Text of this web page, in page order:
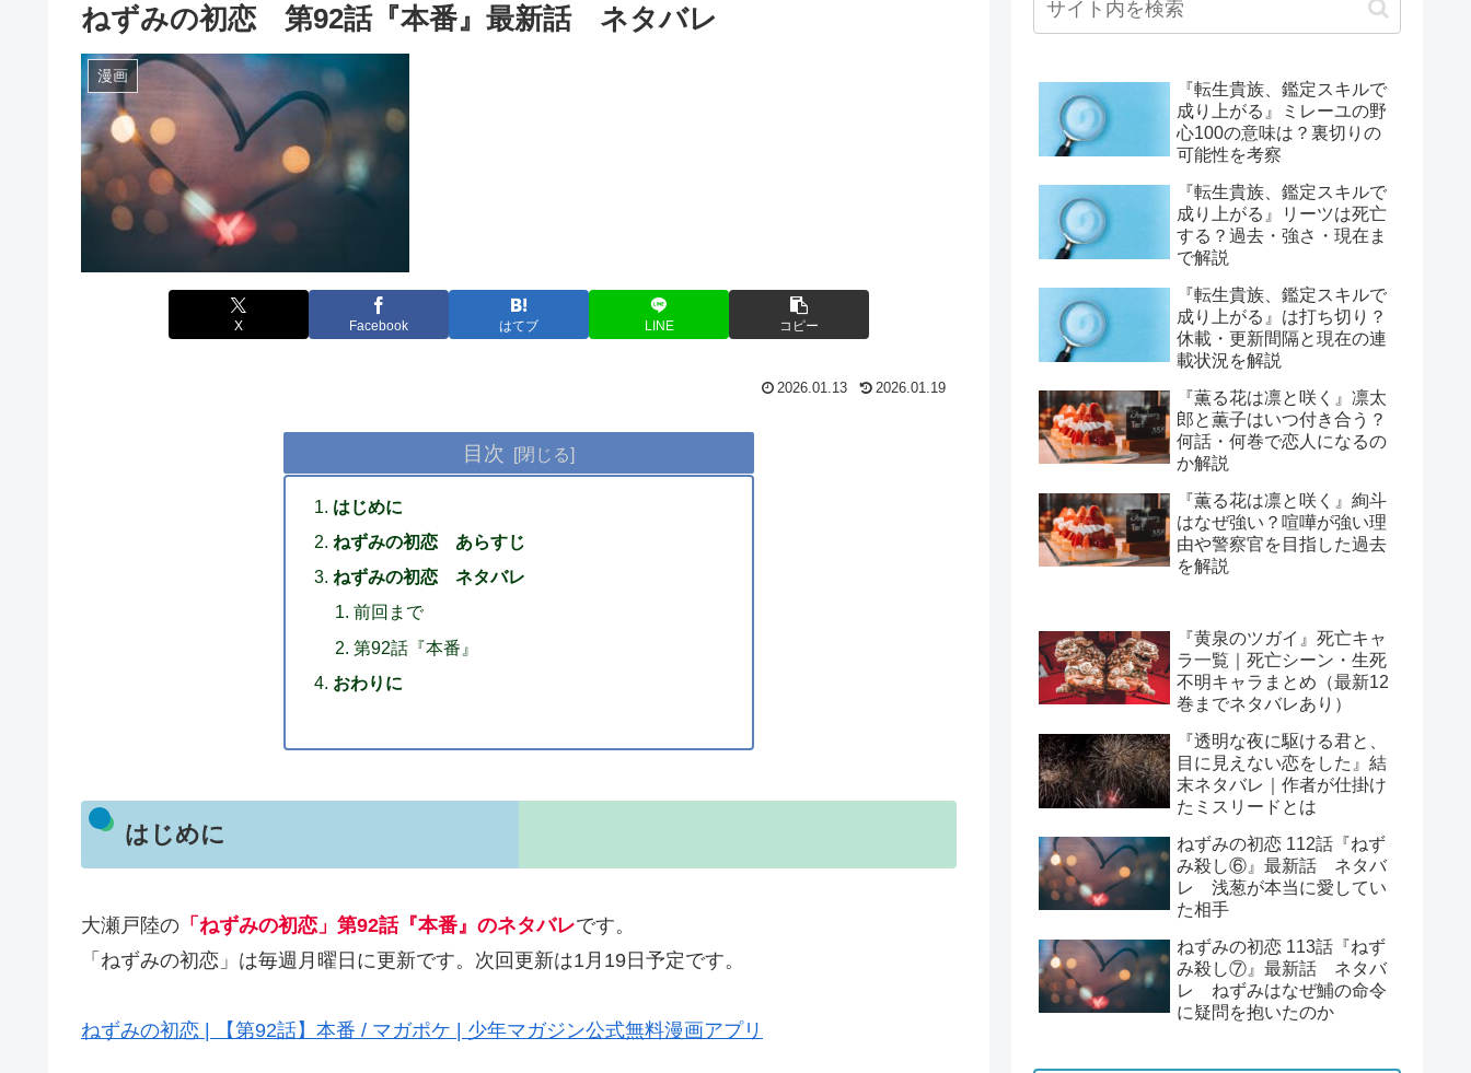
ねずみの初恋 第92話『本番』最新話 ネタバレ
漫画
X Facebook はてブ LINE コピー
2026.01.13 2026.01.19
目次
はじめに
ねずみの初恋 あらすじ
ねずみの初恋 ネタバレ
前回まで
第92話『本番』
おわりに
はじめに
大瀬戸陸の 「ねずみの初恋」第92話『本番』のネタバレです。
「ねずみの初恋」は毎週月曜日に更新です。次回更新は1月19日予定です。
ねずみの初恋 | 【第92話】本番 / マガポケ | 少年マガジン公式無料漫画アプリ
『転生貴族、鑑定スキルで
成り上がる』ミレーユの野
心100の意味は？裏切りの
可能性を考察
『転生貴族、鑑定スキルで
成り上がる』リーツは死亡
する？過去・強さ・現在ま
で解説
『転生貴族、鑑定スキルで
成り上がる』は打ち切り？
休載・更新間隔と現在の連
載状況を解説
『薫る花は凛と咲く』凛太
郎と薫子はいつ付き合う？
何話・何巻で恋人になるの
か解説
『薫る花は凛と咲く』絢斗
はなぜ強い？喧嘩が強い理
由や警察官を目指した過去
を解説
『黄泉のツガイ』死亡キャ
ラ一覧｜死亡シーン・生死
不明キャラまとめ（最新12
巻までネタバレあり）
『透明な夜に駆ける君と、
目に見えない恋をした』結
末ネタバレ｜作者が仕掛け
たミスリードとは
ねずみの初恋 112話『ねず
み殺し⑥』最新話 ネタバ
レ 浅葱が本当に愛してい
た相手
ねずみの初恋 113話『ねず
み殺し⑦』最新話 ネタバ
レ ねずみはなぜ鯆の命令
に疑問を抱いたのか